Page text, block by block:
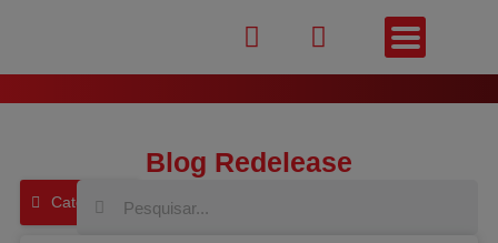
Blog Redelease
Categorias